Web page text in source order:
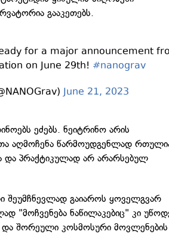
გააკეთებს.
for a major announcement
on June 29th! #nanograv
June 21, 2023
ეძებს. ნეიტრინო არის
აღმოჩენა წარმოუდგენლად
და პრაქტიკულად არ არარსებულ
შეუმჩნევლად გაიაროს ყოველგვარ
"მოჩვენება ნაწილაკებიც" კი
შორეული კოსმოსური მოვლენების